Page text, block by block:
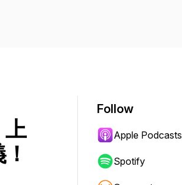
上
Follow
Apple Podcasts
Spotify